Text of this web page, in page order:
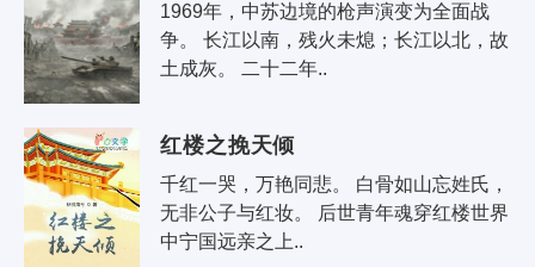
1969年，中苏边境的枪声演变为全面战
争。 长江以南，残火未熄；长江以北，故
土成灰。 二十二年..
红楼之挽天倾
千红一哭，万艳同悲。 白骨如山忘姓氏，
无非公子与红妆。 后世青年魂穿红楼世界
中宁国远亲之上..